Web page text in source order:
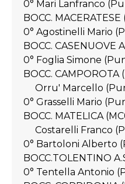
0° Mari Lanfranco
BOCC. MACERATESE
0° Agostinelli Mario
BOCC. CASENUOVE
0° Foglia Simone
BOCC. CAMPOROTA
Orru' Marcello
0° Grasselli Mario
BOCC. MATELICA
Costarelli Franco
0° Bartoloni Alberto
BOCC.TOLENTINO
0° Tentella Antonio